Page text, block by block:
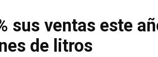
sus ventas este
de litros